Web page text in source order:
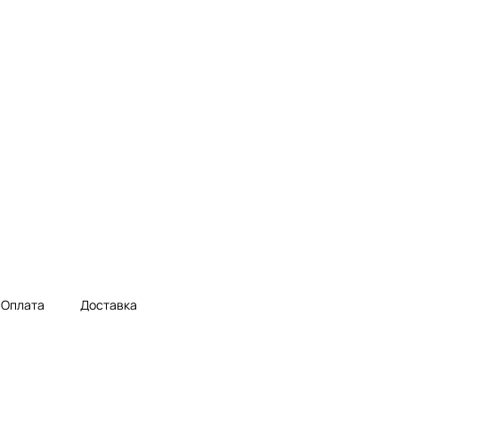
Оплата Доставка